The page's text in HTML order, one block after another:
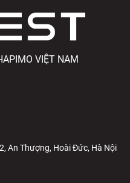
VIỆT NAM
An Thượng, Hoài Đức, Hà Nội